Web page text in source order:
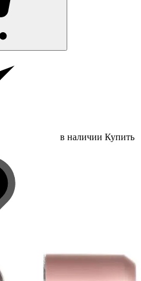
в наличии Купить